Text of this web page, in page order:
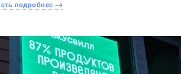
подробнее